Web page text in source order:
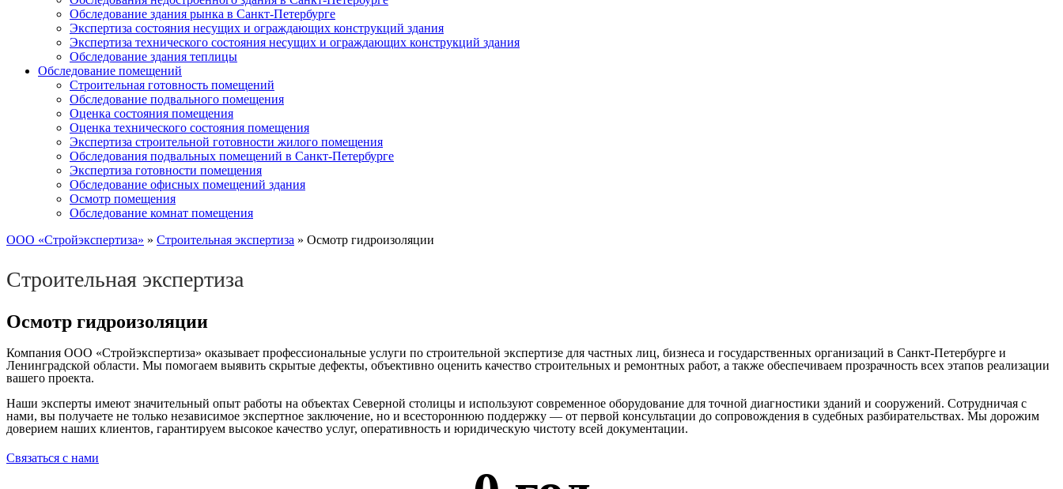
Обследование здания рынка в Санкт-Петербурге
Экспертиза состояния несущих и ограждающих конструкций здания
Экспертиза технического состояния несущих и ограждающих конструкций здания
Обследование здания теплицы
Обследование помещений
Строительная готовность помещений
Обследование подвального помещения
Оценка состояния помещения
Оценка технического состояния помещения
Экспертиза строительной готовности жилого помещения
Обследования подвальных помещений в Санкт-Петербурге
Экспертиза готовности помещения
Обследование офисных помещений здания
Осмотр помещения
Обследование комнат помещения
ООО «Стройэкспертиза» » Строительная экспертиза » Осмотр гидроизоляции
Строительная экспертиза
Осмотр гидроизоляции
Компания ООО «Стройэкспертиза» оказывает профессиональные услуги по строительной экспертизе для частных лиц, бизнеса и государственных организаций в Санкт-Петербурге и
Ленинградской области. Мы помогаем выявить скрытые дефекты, объективно оценить качество строительных и ремонтных работ, а также обеспечиваем прозрачность всех этапов реализации
вашего проекта.
Наши эксперты имеют значительный опыт работы на объектах Северной столицы и используют современное оборудование для точной диагностики зданий и сооружений. Сотрудничая с
нами, вы получаете не только независимое экспертное заключение, но и всестороннюю поддержку — от первой консультации до сопровождения в судебных разбирательствах. Мы дорожим
доверием наших клиентов, гарантируем высокое качество услуг, оперативность и юридическую чистоту всей документации.
Связаться с нами